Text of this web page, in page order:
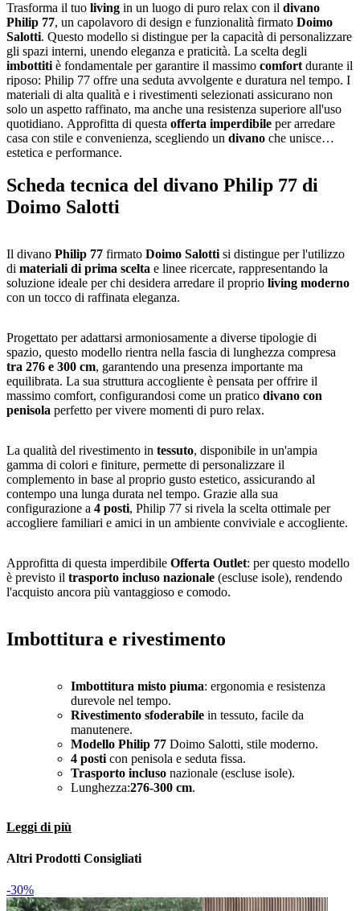
Trasforma il tuo living in un luogo di puro relax con il divano
Philip 77, un capolavoro di design e funzionalità firmato Doimo
Salotti. Questo modello si distingue per la capacità di personalizzare
gli spazi interni, unendo eleganza e praticità. La scelta degli
imbottiti è fondamentale per garantire il massimo comfort durante il
riposo: Philip 77 offre una seduta avvolgente e duratura nel tempo. I
materiali di alta qualità e i rivestimenti selezionati assicurano non
solo un aspetto raffinato, ma anche una resistenza superiore all'uso
quotidiano. Approfitta di questa offerta imperdibile per arredare
casa con stile e convenienza, scegliendo un divano che unisce
estetica e performance.
Scheda tecnica del divano Philip 77 di
Doimo Salotti
Il divano Philip 77 firmato Doimo Salotti si distingue per l'utilizzo
di materiali di prima scelta e linee ricercate, rappresentando la
soluzione ideale per chi desidera arredare il proprio living moderno
con un tocco di raffinata eleganza.
Progettato per adattarsi armoniosamente a diverse tipologie di
spazio, questo modello rientra nella fascia di lunghezza compresa
tra 276 e 300 cm, garantendo una presenza importante ma
equilibrata. La sua struttura accogliente è pensata per offrire il
massimo comfort, configurandosi come un pratico divano con
penisola perfetto per vivere momenti di puro relax.
La qualità del rivestimento in tessuto, disponibile in un'ampia
gamma di colori e finiture, permette di personalizzare il
complemento in base al proprio gusto estetico, assicurando al
contempo una lunga durata nel tempo. Grazie alla sua
configurazione a 4 posti, Philip 77 si rivela la scelta ottimale per
accogliere familiari e amici in un ambiente conviviale e accogliente.
Approfitta di questa imperdibile Offerta Outlet: per questo modello
è previsto il trasporto incluso nazionale (escluse isole), rendendo
l'acquisto ancora più vantaggioso e comodo.
Imbottitura e rivestimento
Imbottitura misto piuma: ergonomia e resistenza
durevole nel tempo.
Rivestimento sfoderabile in tessuto, facile da
manutenere.
Modello Philip 77 Doimo Salotti, stile moderno.
4 posti con penisola e seduta fissa.
Trasporto incluso nazionale (escluse isole).
Lunghezza:276-300 cm.
Leggi di più
Altri Prodotti Consigliati
-30%